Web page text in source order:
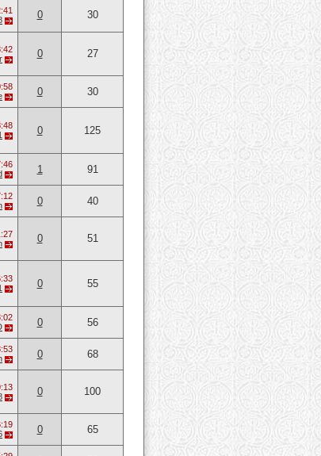
0 30
0 27
0 30
0 125
1 91
0 40
0 51
0 55
0 56
0 68
0 100
0 65